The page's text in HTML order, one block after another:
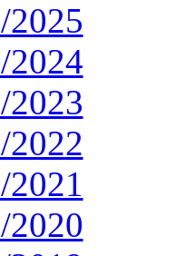
2025
2024
2023
2022
2021
2020